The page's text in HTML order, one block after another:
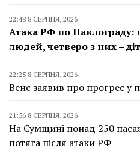
22:48 8 СЕРПНЯ, 2026
Атака РФ по Павлограду:
людей, четверо з них –
22:25 8 СЕРПНЯ, 2026
Венс заявив про прогрес у
21:56 8 СЕРПНЯ, 2026
На Сумщині понад 250
потяга після атаки РФ